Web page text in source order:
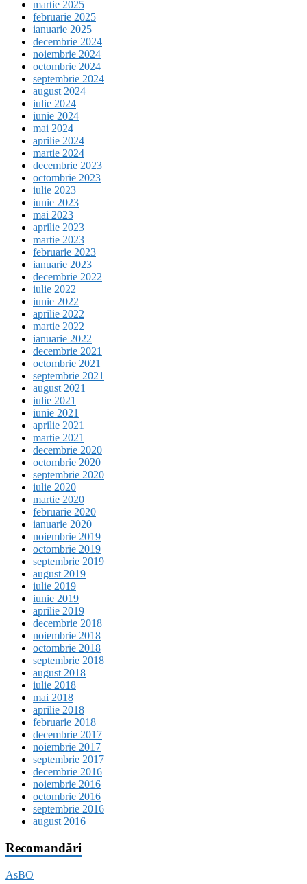
martie 2025
februarie 2025
ianuarie 2025
decembrie 2024
noiembrie 2024
octombrie 2024
septembrie 2024
august 2024
iulie 2024
iunie 2024
mai 2024
aprilie 2024
martie 2024
decembrie 2023
octombrie 2023
iulie 2023
iunie 2023
mai 2023
aprilie 2023
martie 2023
februarie 2023
ianuarie 2023
decembrie 2022
iulie 2022
iunie 2022
aprilie 2022
martie 2022
ianuarie 2022
decembrie 2021
octombrie 2021
septembrie 2021
august 2021
iulie 2021
iunie 2021
aprilie 2021
martie 2021
decembrie 2020
octombrie 2020
septembrie 2020
iulie 2020
martie 2020
februarie 2020
ianuarie 2020
noiembrie 2019
octombrie 2019
septembrie 2019
august 2019
iulie 2019
iunie 2019
aprilie 2019
decembrie 2018
noiembrie 2018
octombrie 2018
septembrie 2018
august 2018
iulie 2018
mai 2018
aprilie 2018
februarie 2018
decembrie 2017
noiembrie 2017
septembrie 2017
decembrie 2016
noiembrie 2016
octombrie 2016
septembrie 2016
august 2016
Recomandări
AsBO